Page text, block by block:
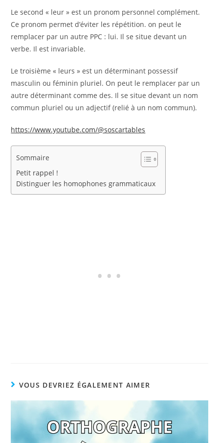
Le second « leur » est un pronom personnel complément.
Ce pronom permet d’éviter les répétition. on peut le
remplacer par un autre PPC : lui. Il se situe devant un
verbe. Il est invariable.
Le troisième « leurs » est un déterminant possessif
masculin ou féminin pluriel. On peut le remplacer par un
autre déterminant comme des. Il se situe devant un nom
commun pluriel ou un adjectif (relié à un nom commun).
https://www.youtube.com/@soscartables
Sommaire
Petit rappel !
Distinguer les homophones grammaticaux
VOUS DEVRIEZ ÉGALEMENT AIMER